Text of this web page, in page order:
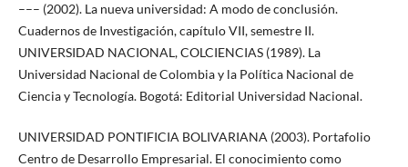
––– (2002). La nueva universidad: A modo de conclusión.
Cuadernos de Investigación, capítulo VII, semestre II.
UNIVERSIDAD NACIONAL, COLCIENCIAS (1989). La
Universidad Nacional de Colombia y la Política Nacional de
Ciencia y Tecnología. Bogotá: Editorial Universidad Nacional.
UNIVERSIDAD PONTIFICIA BOLIVARIANA (2003). Portafolio
Centro de Desarrollo Empresarial. El conocimiento como